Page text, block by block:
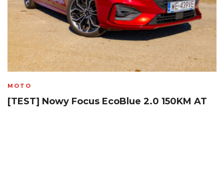
MOTO
[TEST] Nowy Focus EcoBlue 2.0 150KM AT